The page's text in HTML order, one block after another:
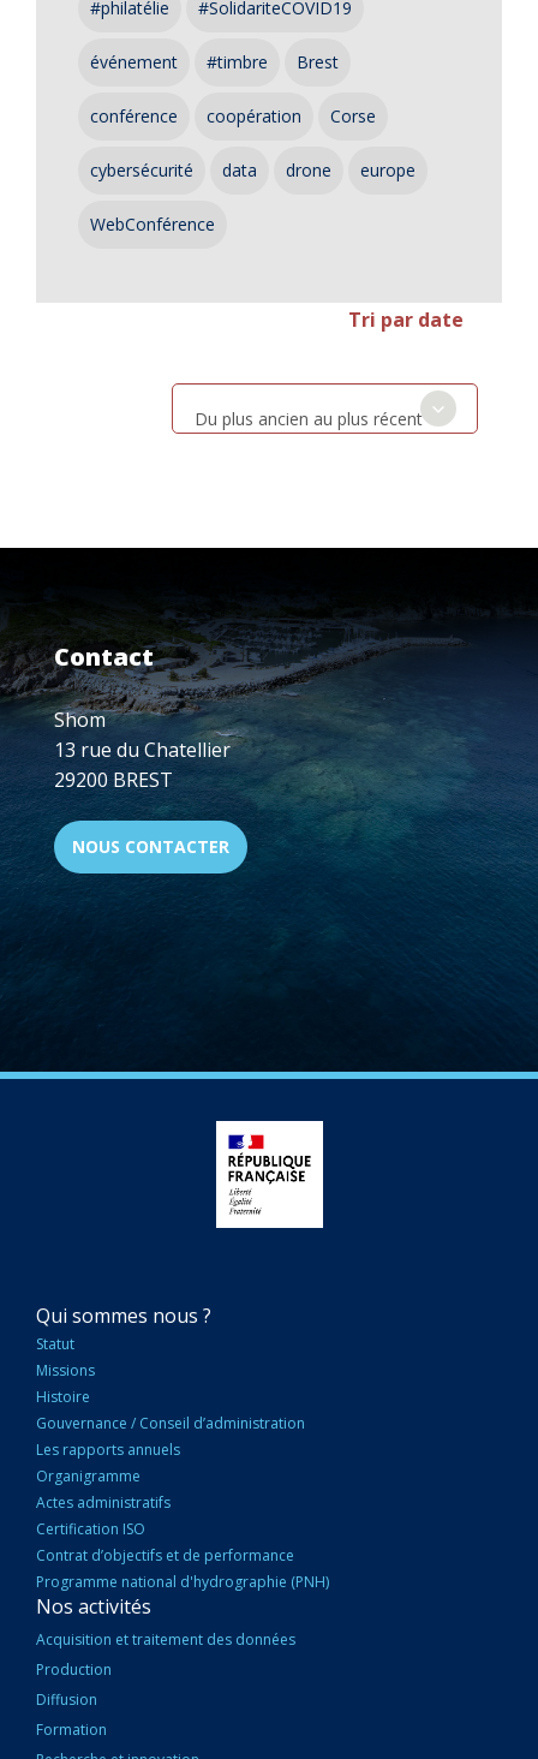
#philatélie #SolidariteCOVID19
événement #timbre Brest
conférence coopération Corse
cybersécurité data drone europe
WebConférence
Tri par date
Du plus ancien au plus récent
Contact
Shom
13 rue du Chatellier
29200 BREST
NOUS CONTACTER
NAVIGATION
PRINCIPALE
Qui sommes nous ?
Statut
Missions
Histoire
Gouvernance / Conseil d’administration
Les rapports annuels
Organigramme
Actes administratifs
Certification ISO
Contrat d’objectifs et de performance
Programme national d'hydrographie (PNH)
Nos activités
Acquisition et traitement des données
Production
Diffusion
Formation